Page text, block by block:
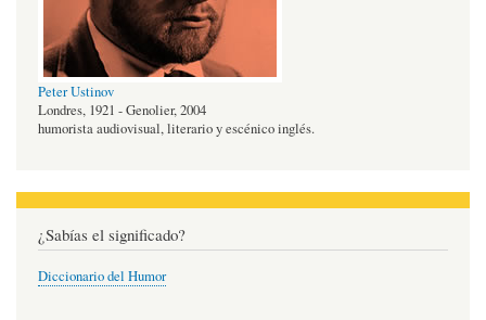
Peter Ustinov
Londres, 1921 - Genolier, 2004
humorista audiovisual, literario y escénico inglés.
¿Sabías el significado?
Diccionario del Humor